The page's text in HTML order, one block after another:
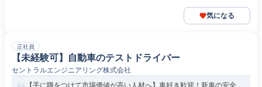
気になる
正社員
【未経験可】自動車のテストドライバー
セントラルエンジニアリング株式会社
【手に職をつけて市場価値が高い人材へ】車好き歓迎！新車の安全